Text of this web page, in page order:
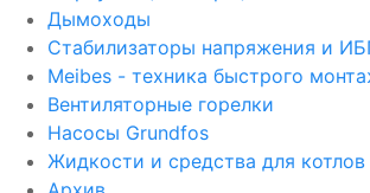
Дымоходы
Стабилизаторы напряжения и
Meibes - техника быстрого
Вентиляторные горелки
Насосы Grundfos
Жидкости и средства для котлов